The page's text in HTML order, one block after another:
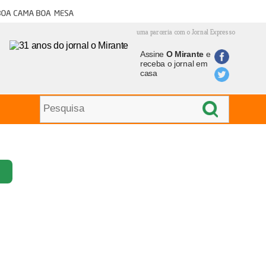
cama boa mesa
uma parceria com o Jornal Expresso
Assine O Mirantee
receba o jornal em
casa